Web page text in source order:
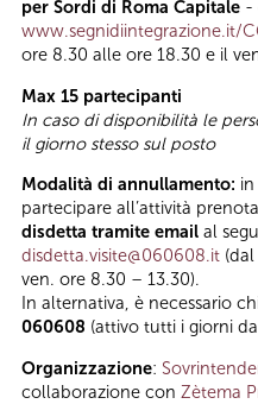
per Sordi di Roma Capitale -
www.segnidiintegrazione.it/
ore 8.30 alle ore 18.30 e il
Max 15 partecipanti
In caso di disponibilità le
il giorno stesso sul posto
Modalità di annullamento:
partecipare all’attività
disdetta tramite email al
disdetta.visite@060608.it
ven. ore 8.30 – 13.30).
In alternativa, è necessario
060608 (attivo tutti i giorni
Organizzazione:
collaborazione con Zètema